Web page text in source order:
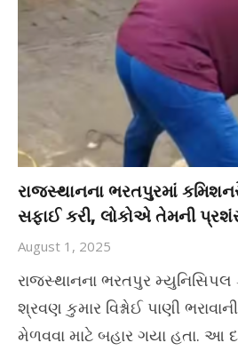
રાજસ્થાનના ભરતપુરમાં
સફાઈ કરી, લોકોએ તેમની
August 1, 2025
રાજસ્થાનના ભરતપુર મ્યુનિસિપલ
શ્રવણ કુમાર વિશ્નોઈ પાણી
મેળવવા માટે બહાર ગયા હતા. આ